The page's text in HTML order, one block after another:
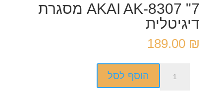
7" AKAI AK-8307 מסגרת
דיגיטלית
189.00 ₪
הוסף לסל